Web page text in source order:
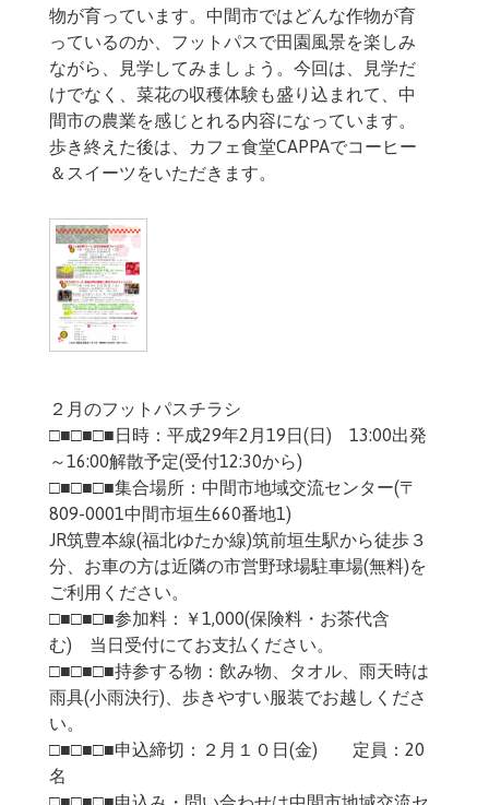
物が育っています。中間市ではどんな作物が育
っているのか、フットパスで田園風景を楽しみ
ながら、見学してみましょう。今回は、見学だ
けでなく、菜花の収穫体験も盛り込まれて、中
間市の農業を感じとれる内容になっています。
歩き終えた後は、カフェ食堂CAPPAでコーヒー
＆スイーツをいただきます。
２月のフットパスチラシ
□■□■□■日時：平成29年2月19日(日) 13:00出発
～16:00解散予定(受付12:30から)
□■□■□■集合場所：中間市地域交流センター(〒
809-0001中間市垣生660番地1)
JR筑豊本線(福北ゆたか線)筑前垣生駅から徒歩３
分、お車の方は近隣の市営野球場駐車場(無料)を
ご利用ください。
□■□■□■参加料：￥1,000(保険料・お茶代含
む) 当日受付にてお支払ください。
□■□■□■持参する物：飲み物、タオル、雨天時は
雨具(小雨決行)、歩きやすい服装でお越しくださ
い。
□■□■□■申込締切：２月１０日(金) 定員：20
名